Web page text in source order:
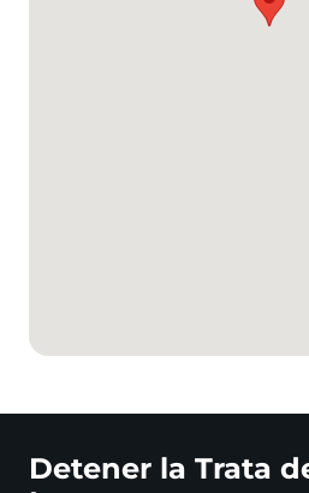
Detener la Trata